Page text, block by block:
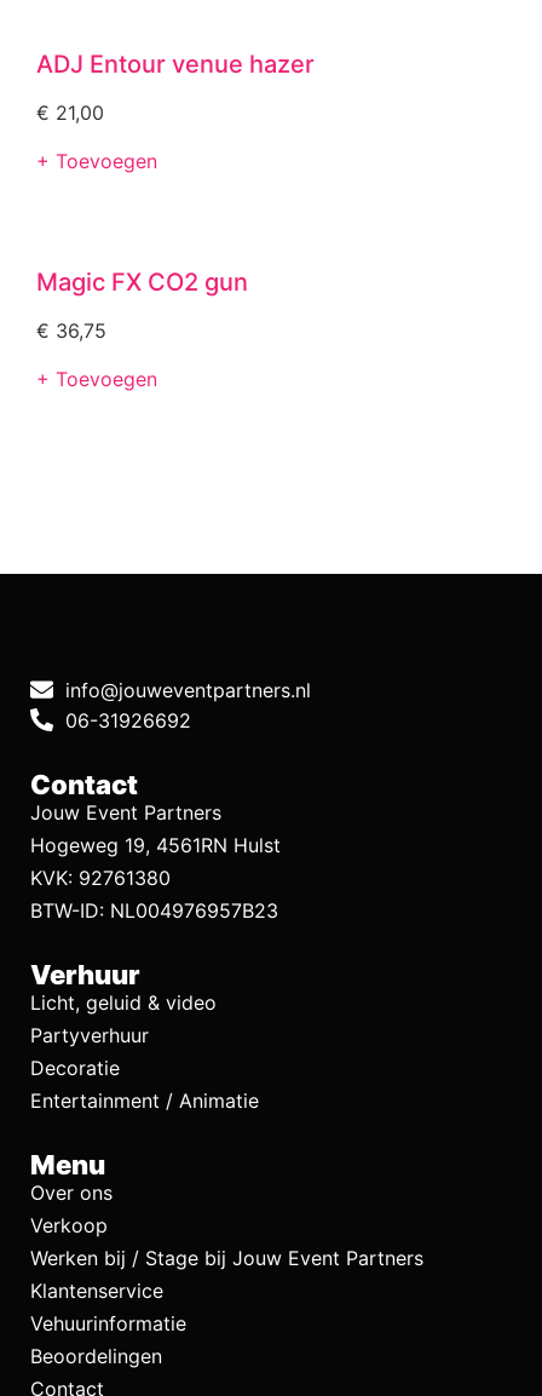
ADJ Entour venue hazer
€ 21,00
+ Toevoegen
Magic FX CO2 gun
€ 36,75
+ Toevoegen
info@jouweventpartners.nl
06-31926692
Contact
Jouw Event Partners
Hogeweg 19, 4561RN Hulst
KVK: 92761380
BTW-ID: NL004976957B23
Verhuur
Licht, geluid & video
Partyverhuur
Decoratie
Entertainment / Animatie
Menu
Over ons
Verkoop
Werken bij / Stage bij Jouw Event Partners
Klantenservice
Vehuurinformatie
Beoordelingen
Contact